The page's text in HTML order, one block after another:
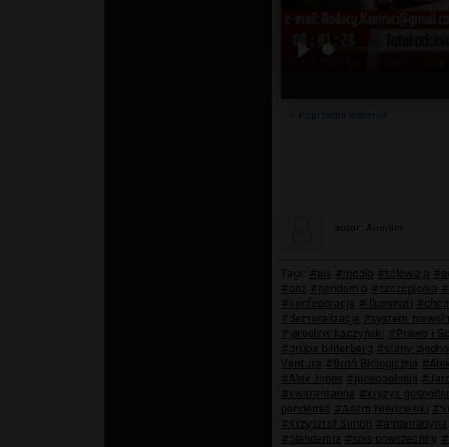
autor: Anonim
Tagi: #pis #media #telewizja
#onz #pandemia #szczepienia
#konfederacja #illuminati
#demoralizacja #system
#jarosław kaczyński #Prawo i
#grupa bilderberg #stany
Ventura #Broń Biologiczna
#Alex Jones #judeopolonia
#kwarantanna #kryzys
pandemia #Adam Niedzielski
#Krzysztof Simon #amantadyna
#plandemia #spis powszechny